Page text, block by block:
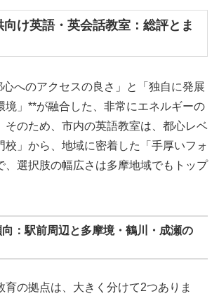
向け英語・英会話教室：総評とま
へのアクセスの良さ」と「独自に発展
境」**が融合した、非常にエネルギーの
そのため、市内の英語教室は、都心レベ
校」から、地域に密着した「手厚いフォ
、選択肢の幅広さは多摩地域でもトップ
：駅前周辺と多摩境・鶴川・成瀬の
育の拠点は、大きく分けて2つありま